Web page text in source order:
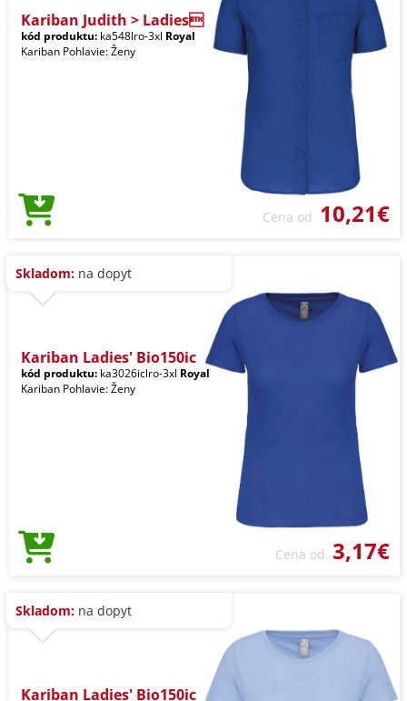
Kariban Judith > Ladies
kód produktu: ka548lro-3xl Royal
Kariban Pohlavie: Ženy
Cena od 10,21€
Skladom: na dopyt
Kariban Ladies' Bio150ic
kód produktu: ka3026iclro-3xl Royal
Kariban Pohlavie: Ženy
Cena od 3,17€
Skladom: na dopyt
Kariban Ladies' Bio150ic